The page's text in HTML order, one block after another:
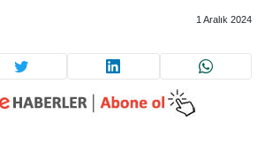
1 Aralık 2024